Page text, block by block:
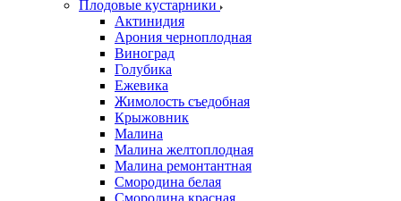
Плодовые кустарники
Актинидия
Арония черноплодная
Виноград
Голубика
Ежевика
Жимолость съедобная
Крыжовник
Малина
Малина желтоплодная
Малина ремонтантная
Смородина белая
Смородина красная